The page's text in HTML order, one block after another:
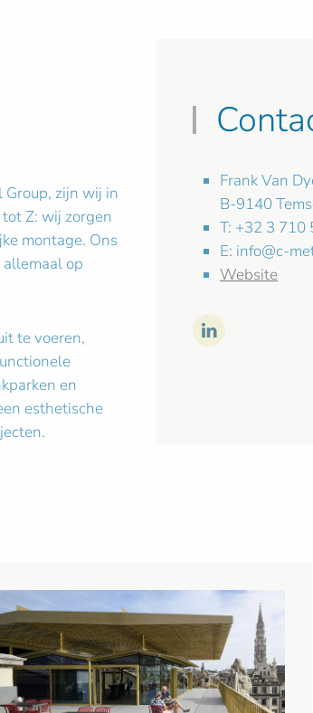
zijn wij in
Z: wij zorgen
montage. Ons
op
te voeren,
en
esthetische
Frank Van
B-9140
T: +32 3 710
E: info@c-
Website